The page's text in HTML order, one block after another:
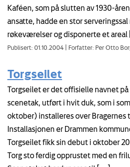
Kaféen, som på slutten av 1930-
ansatte, hadde en stor
røkeværelser og disponerte et areal
Publisert: 01.10.2004 Forfatter: Per Otto
Torgseilet
Torgseilet er det offisielle navnet
scenetak, utført i hvit duk, som i
oktober) installeres over Bragernes
Installasjonen er Drammen
Torgseilet fikk sin debut i oktober
Torg sto ferdig opprustet med en